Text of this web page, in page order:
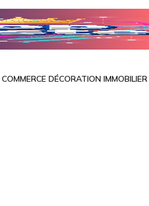
COMMERCE DÉCORATION IMMOBILIER